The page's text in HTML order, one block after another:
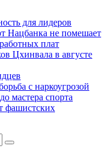
для лидеров
Нацбанка не помешает
плат
Цхинвала в августе
с наркоугрозой
мастера спорта
фашистских